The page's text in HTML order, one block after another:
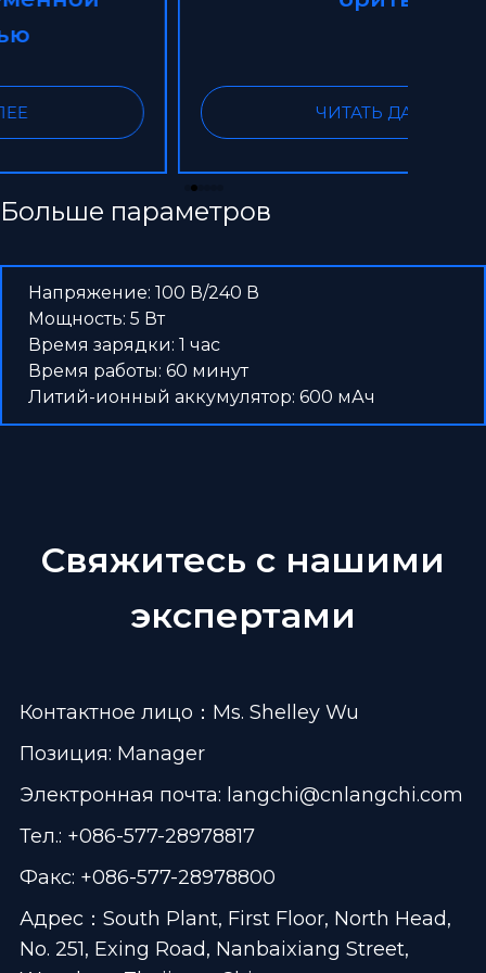
ЧИТАТЬ ДАЛЕЕ
Больше параметров
Напряжение: 100 В/240 В
Мощность: 5 Вт
Время зарядки: 1 час
Время работы: 60 минут
Литий-ионный аккумулятор: 600 мАч
Свяжитесь с нашими
экспертами
Контактное лицо：Ms. Shelley Wu
Позиция: Manager
Электронная почта: langchi@cnlangchi.com
Тел.: +086-577-28978817
Факс: +086-577-28978800
Адрес：South Plant, First Floor, North Head,
No. 251, Exing Road, Nanbaixiang Street,